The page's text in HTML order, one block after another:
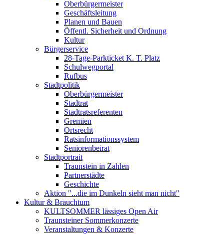
Oberbürgermeister
Geschäftsleitung
Planen und Bauen
Öffentl. Sicherheit und Ordnung
Kultur
Bürgerservice
28-Tage-Parkticket K. T. Platz
Schulwegportal
Rufbus
Stadtpolitik
Oberbürgermeister
Stadtrat
Stadtratsreferenten
Gremien
Ortsrecht
Ratsinformationssystem
Seniorenbeirat
Stadtportrait
Traunstein in Zahlen
Partnerstädte
Geschichte
Aktion "...die im Dunkeln sieht man nicht"
Kultur & Brauchtum
KULTSOMMER lässiges Open Air
Traunsteiner Sommerkonzerte
Veranstaltungen & Konzerte